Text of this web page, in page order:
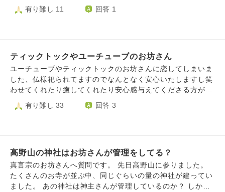
ます。 世の中には色々なエキスパートがいます。私も、学
時々、「この人たちって、本当に自分が話していることを理
解しているんだろうか？知識があるだけでは？」と思ってし
まうことがあります。 今の自分に一つ言えることは、何か
を本当に理解するというのは、ただ知識があったり、理屈が
う、ということだけです。 お坊さんは経典を読んだり、仏
「理解している」と言えますか？ 差し迫った質問ではない
のですが、ぜひ色々なご意見をお聞かせいただけると幸いで
す。
有り難し 11
回答 1
ティックトックやユーチューブのお坊さん
ユーチューブやティックトックのお坊さんに恋してしまいま
した、仏様祀られてますのでなんとなく安心いたしますし笑
わせてくれたり癒してくれたり安心感与えてくださる方が多
くて独身のお坊さんと結婚したいです。友人もマッチングア
プリでお坊さんと出会いましたがなかなか独身のお坊さんと
有り難し 33 回答 3
高野山の神社はお坊さんが管理をしてる？
真言宗のお坊さんへ質問です。 先日高野山に参りました。
たくさんのお寺が並ぶ中、同じぐらいの量の神社が建ってい
ました。 あの神社は神主さんが管理しているのか？ しか